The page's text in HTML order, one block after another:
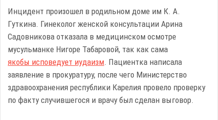
Инцидент произошел в родильном доме им К. А.
Гуткина. Гинеколог женской консультации Арина
Садовникова отказала в медицинском осмотре
мусульманке Нигоре Табаровой, так как сама
якобы исповедует иудаизм. Пациентка написала
заявление в прокуратуру, после чего Министерство
здравоохранения республики Карелия провело проверку
по факту случившегося и врачу был сделан выговор.